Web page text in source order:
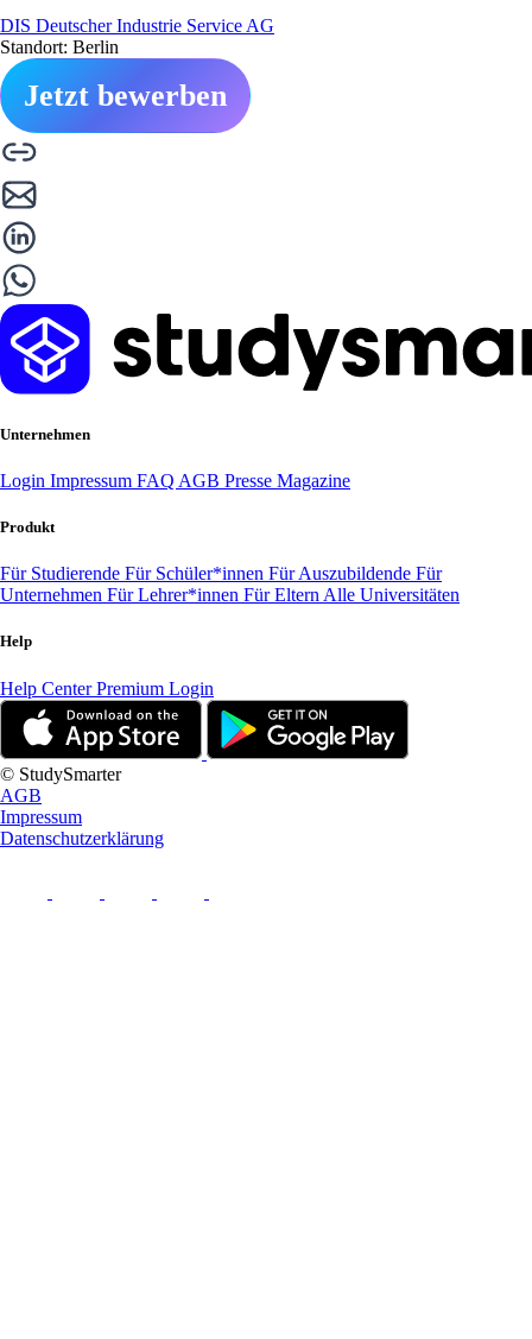
DIS Deutscher Industrie Service AG
Standort: Berlin
Jetzt bewerben
Unternehmen
Login Impressum FAQ AGB Presse Magazine
Produkt
Für Studierende Für Schüler*innen Für Auszubildende Für
Unternehmen Für Lehrer*innen Für Eltern Alle Universitäten
Help
Help CenterPremium Login
© StudySmarter
AGB
Impressum
Datenschutzerklärung